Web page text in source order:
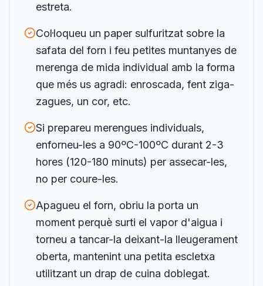
estreta.
Col·loqueu un paper sulfuritzat sobre la
safata del forn i feu petites muntanyes de
merenga de mida individual amb la forma
que més us agradi: enroscada, fent ziga-
zagues, un cor, etc.
Si prepareu merengues individuals,
enforneu-les a 90ºC-100ºC durant 2-3
hores (120-180 minuts) per assecar-les,
no per coure-les.
Apagueu el forn, obriu la porta un
moment perquè surti el vapor d'aigua i
torneu a tancar-la deixant-la lleugerament
oberta, mantenint una petita escletxa
utilitzant un drap de cuina doblegat.